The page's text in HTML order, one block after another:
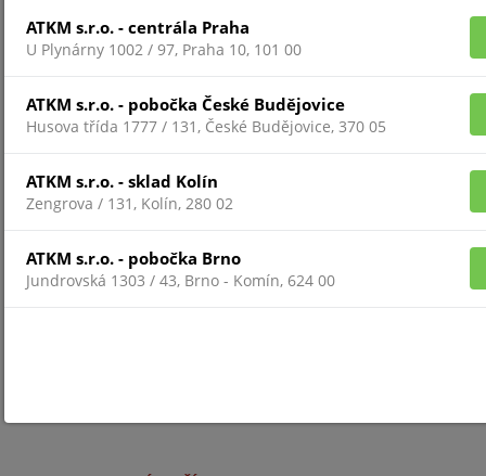
(Galaxy, Paradox, Aritech, Inim, DSC, Siemens,...).
Laserem gravírované pokyny na zařízení umožní
snadné nastavení, i když není k dispozici manuál.
Pro montáž stropních zařízení je k dispozici
patentovaný kryt s 360° pokrytím prostoru.
BALENÍ OBSAHUJE
Detektor CAPTURE CQ černý
ATKM s.r.o. - centrála Praha
U Plynárny 1002 / 97, Praha 10, 101 00
ATKM s.r.o. - pobočka České Budějovice
Husova třída 1777 / 131, České Budějovice, 370 05
ATKM s.r.o. - sklad Kolín
Zengrova / 131, Kolín, 280 02
ATKM s.r.o. - pobočka Brno
Jundrovská 1303 / 43, Brno - Komín, 624 00